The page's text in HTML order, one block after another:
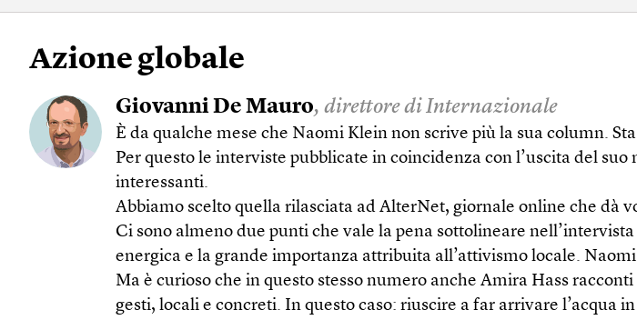
Azione globale
Giovanni De Mauro, direttore di Internazionale
È da qualche mese che Naomi Klein non scrive più la sua column.
Per questo le interviste pubblicate in coincidenza con l’uscita del
interessanti.
Abbiamo scelto quella rilasciata ad AlterNet, giornale online che dà
Ci sono almeno due punti che vale la pena sottolineare
energica e la grande importanza attribuita all’attivismo locale.
Ma è curioso che in questo stesso numero anche Amira Hass
gesti, locali e concreti. In questo caso: riuscire a far arrivare l’acqua